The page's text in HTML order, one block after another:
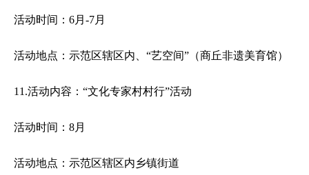
活动时间：6月-7月
活动地点：示范区辖区内、“艺空间”（商丘非遗美育馆）
11.活动内容：“文化专家村村行”活动
活动时间：8月
活动地点：示范区辖区内乡镇街道